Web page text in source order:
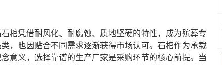
棺凭借耐风化、耐腐蚀、质地坚硬的特性，成为殡葬专
，也因贴合不同需求逐渐获得市场认可。石棺作为承载
意义，选择靠谱的生产厂家是采购环节的核心前提。当